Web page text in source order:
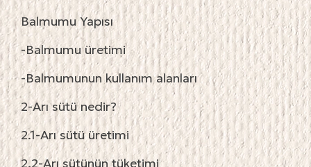
Balmumu Yapısı
-Balmumu üretimi
-Balmumunun kullanım alanları
2-Arı sütü nedir?
2.1-Arı sütü üretimi
2.2-Arı sütünün tüketimi